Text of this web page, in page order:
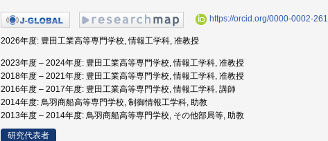
https://orcid.org/0000-0002-
2026年度: 豊田工業高等専門学校, 情報工学科, 准教授
2023年度 – 2024年度: 豊田工業高等専門学校, 情報工学科, 准教授
2018年度 – 2021年度: 豊田工業高等専門学校, 情報工学科, 准教授
2016年度 – 2017年度: 豊田工業高等専門学校, 情報工学科, 講師
2014年度: 鳥羽商船高等専門学校, 制御情報工学科, 助教
2013年度 – 2014年度: 鳥羽商船高等専門学校, その他部局等, 助教
研究代表者